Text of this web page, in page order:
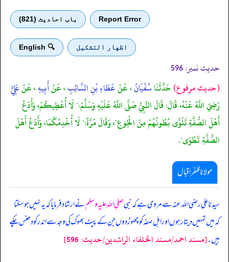
Report Error باب احادیث (821)
اظهار التشكيل 🔍 English
حدیث نمبر: 596
(حديث مرفوع)حَدَّثَنَاسُفْيَانُ، عَنْعَطَاءِ بْنِ السَّائِبِ، عَنْأَبِيهِ، عَنْعَلِيٍّ
رَضِيَ اللَّهُ عَنْهُ، قَالَ: قَالَ النَّبِيُّ صَلَّى اللَّهُ عَلَيْهِ وَسَلَّمَ:" لَا أُعْطِيكُمْ، وَأَدَعُ
أَهْلَ الصُّفَّةِ تَلَوَّى بُطُونُهُمْ مِنَ الْجُوعِ"، وَقَالَ مَرَّةً:" لَا أُخْدِمُكُمَا، وَأَدَعُ أَهْلَ
الصُّفَّةِ تَطْوَى".
مولانا ظفر اقبال
سیدنا علی رضی اللہ عنہ سے مروی ہے کہ نبیصلی اللہ علیہ وسلمنے ارشاد فرمایا کہ یہ نہیں ہو سکتا
کہ میں تمہیں دیتا رہوں اور اہل صفہ کو چھوڑ دوں جن کے پیٹ بھوک کی وجہ سے اندر کو دھنس چکے
ہیں۔[مسند احمد/مسند الخلفاء الراشدين/حدیث: 596]